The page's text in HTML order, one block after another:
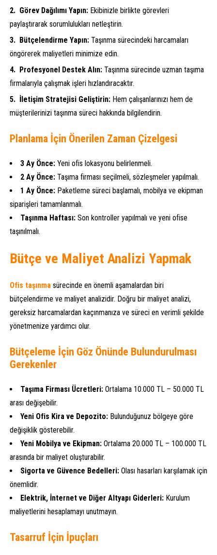
Görev Dağılımı Yapın: Ekibinizle birlikte görevleri
paylaştırarak sorumlulukları netleştirin.
Bütçelendirme Yapın: Taşınma sürecindeki harcamaları
öngörerek maliyetleri minimize edin.
Profesyonel Destek Alın: Taşınma sürecinde uzman taşıma
firmalarıyla çalışmak işleri hızlandıracaktır.
İletişim Stratejisi Geliştirin: Hem çalışanlarınızı hem de
müşterilerinizi taşınma süreci hakkında bilgilendirin.
Planlama İçin Önerilen Zaman Çizelgesi
3 Ay Önce: Yeni ofis lokasyonu belirlenmeli.
2 Ay Önce: Taşıma firması seçilmeli, sözleşmeler yapılmalı.
1 Ay Önce: Paketleme süreci başlamalı, mobilya ve ekipman
siparişleri tamamlanmalı.
Taşınma Haftası: Son kontroller yapılmalı ve yeni ofise
taşınılmalı.
Bütçe ve Maliyet Analizi Yapmak
Ofis taşınma sürecinde en önemli aşamalardan biri
bütçelendirme ve maliyet analizidir. Doğru bir maliyet analizi,
gereksiz harcamalardan kaçınmanıza ve süreci en verimli şekilde
yönetmenize yardımcı olur.
Bütçeleme İçin Göz Önünde Bulundurulması
Gerekenler
Taşıma Firması Ücretleri: Ortalama 10.000 TL – 50.000 TL
arası değişebilir.
Yeni Ofis Kira ve Depozito: Bulunduğunuz bölgeye göre
değişiklik gösterebilir.
Yeni Mobilya ve Ekipman: Ortalama 20.000 TL – 100.000 TL
arasında bir maliyet oluşturabilir.
Sigorta ve Güvence Bedelleri: Olası hasarları karşılamak için
önemlidir.
Elektrik, İnternet ve Diğer Altyapı Giderleri: Kurulum
maliyetlerini hesaplamayı unutmayın.
Tasarruf İçin İpuçları